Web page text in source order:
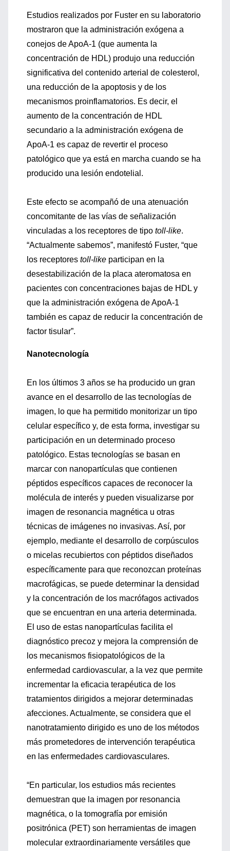
Estudios realizados por Fuster en su laboratorio
mostraron que la administración exógena a
conejos de ApoA-1 (que aumenta la
concentración de HDL) produjo una reducción
significativa del contenido arterial de colesterol,
una reducción de la apoptosis y de los
mecanismos proinflamatorios. Es decir, el
aumento de la concentración de HDL
secundario a la administración exógena de
ApoA-1 es capaz de revertir el proceso
patológico que ya está en marcha cuando se ha
producido una lesión endotelial.
Este efecto se acompañó de una atenuación
concomitante de las vías de señalización
vinculadas a los receptores de tipo toll-like.
“Actualmente sabemos”, manifestó Fuster, “que
los receptores toll-like participan en la
desestabilización de la placa ateromatosa en
pacientes con concentraciones bajas de HDL y
que la administración exógena de ApoA-1
también es capaz de reducir la concentración de
factor tisular”.
Nanotecnología
En los últimos 3 años se ha producido un gran
avance en el desarrollo de las tecnologías de
imagen, lo que ha permitido monitorizar un tipo
celular específico y, de esta forma, investigar su
participación en un determinado proceso
patológico. Estas tecnologías se basan en
marcar con nanopartículas que contienen
péptidos específicos capaces de reconocer la
molécula de interés y pueden visualizarse por
imagen de resonancia magnética u otras
técnicas de imágenes no invasivas. Así, por
ejemplo, mediante el desarrollo de corpúsculos
o micelas recubiertos con péptidos diseñados
específicamente para que reconozcan proteínas
macrofágicas, se puede determinar la densidad
y la concentración de los macrófagos activados
que se encuentran en una arteria determinada.
El uso de estas nanopartículas facilita el
diagnóstico precoz y mejora la comprensión de
los mecanismos fisiopatológicos de la
enfermedad cardiovascular, a la vez que permite
incrementar la eficacia terapéutica de los
tratamientos dirigidos a mejorar determinadas
afecciones. Actualmente, se considera que el
nanotratamiento dirigido es uno de los métodos
más prometedores de intervención terapéutica
en las enfermedades cardiovasculares.
“En particular, los estudios más recientes
demuestran que la imagen por resonancia
magnética, o la tomografía por emisión
positrónica (PET) son herramientas de imagen
molecular extraordinariamente versátiles que